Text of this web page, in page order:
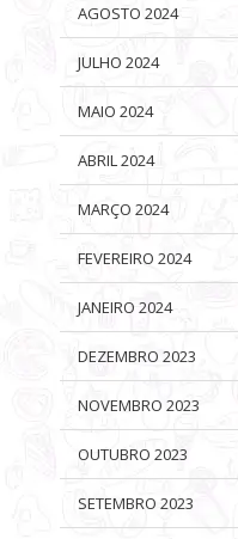
AGOSTO 2024
JULHO 2024
MAIO 2024
ABRIL 2024
MARÇO 2024
FEVEREIRO 2024
JANEIRO 2024
DEZEMBRO 2023
NOVEMBRO 2023
OUTUBRO 2023
SETEMBRO 2023